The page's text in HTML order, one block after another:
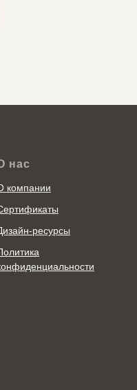
нас
компании
ресурсы